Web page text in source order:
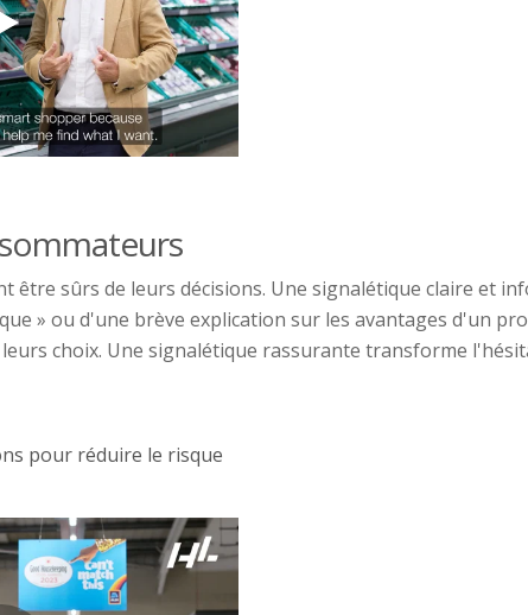
être sûrs de leurs décisions. Une signalétique claire et
» ou d'une brève explication sur les avantages d'un
choix. Une signalétique rassurante transforme
pour réduire le risque